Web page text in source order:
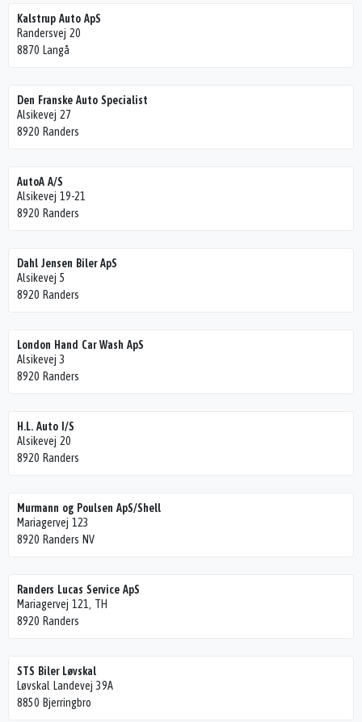
Kalstrup Auto ApS
Randersvej 20
8870 Langå
Den Franske Auto Specialist
Alsikevej 27
8920 Randers
AutoA A/S
Alsikevej 19-21
8920 Randers
Dahl Jensen Biler ApS
Alsikevej 5
8920 Randers
London Hand Car Wash ApS
Alsikevej 3
8920 Randers
H.L. Auto I/S
Alsikevej 20
8920 Randers
Murmann og Poulsen ApS/Shell
Mariagervej 123
8920 Randers NV
Randers Lucas Service ApS
Mariagervej 121, TH
8920 Randers
STS Biler Løvskal
Løvskal Landevej 39A
8850 Bjerringbro